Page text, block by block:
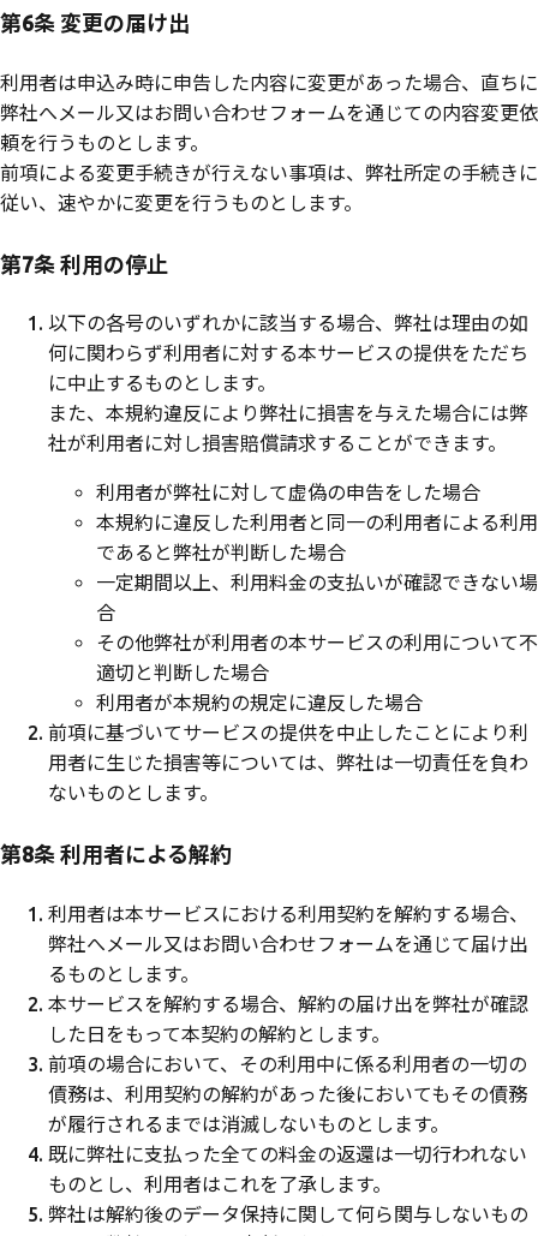
第6条 変更の届け出
利用者は申込み時に申告した内容に変更があった場合、直ちに
弊社へメール又はお問い合わせフォームを通じての内容変更依
頼を行うものとします。
前項による変更手続きが行えない事項は、弊社所定の手続きに
従い、速やかに変更を行うものとします。
第7条 利用の停止
以下の各号のいずれかに該当する場合、弊社は理由の如
何に関わらず利用者に対する本サービスの提供をただち
に中止するものとします。
また、本規約違反により弊社に損害を与えた場合には弊
社が利用者に対し損害賠償請求することができます。
利用者が弊社に対して虚偽の申告をした場合
本規約に違反した利用者と同一の利用者による利用
であると弊社が判断した場合
一定期間以上、利用料金の支払いが確認できない場
合
その他弊社が利用者の本サービスの利用について不
適切と判断した場合
利用者が本規約の規定に違反した場合
前項に基づいてサービスの提供を中止したことにより利
用者に生じた損害等については、弊社は一切責任を負わ
ないものとします。
第8条 利用者による解約
利用者は本サービスにおける利用契約を解約する場合、
弊社へメール又はお問い合わせフォームを通じて届け出
るものとします。
本サービスを解約する場合、解約の届け出を弊社が確認
した日をもって本契約の解約とします。
前項の場合において、その利用中に係る利用者の一切の
債務は、利用契約の解約があった後においてもその債務
が履行されるまでは消滅しないものとします。
既に弊社に支払った全ての料金の返還は一切行われない
ものとし、利用者はこれを了承します。
弊社は解約後のデータ保持に関して何ら関与しないもの